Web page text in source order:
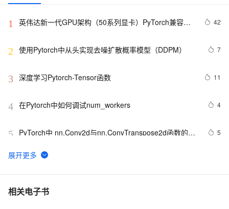
1
英伟达新一代GPU架构（50系列显卡）PyTorch兼容性
42
2 使用Pytorch中从头实现去噪扩散概率模型（DDPM） 7
3 深度学习Pytorch-Tensor函数 11
4 4
5
PyTorch中 nn.Conv2d与nn.ConvTranspose2d函数的用
5
6
TensorFlow与PyTorch深度对比分析：从基础原理到实战
7 使用PyTorch解决多分类问题：构建、训练和评估深度学
相关电子书